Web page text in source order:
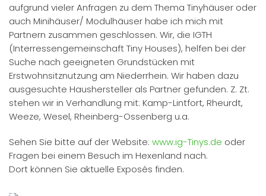
aufgrund vieler Anfragen zu dem Thema Tinyhäuser oder
auch Minihäuser/ Modulhäuser habe ich mich mit
Partnern zusammen geschlossen. Wir, die IGTH
(Interressengemeinschaft Tiny Houses), helfen bei der
Suche nach geeigneten Grundstücken mit
Erstwohnsitznutzung am Niederrhein. Wir haben dazu
ausgesuchte Haushersteller als Partner gefunden. Z. Zt.
stehen wir in Verhandlung mit: Kamp-Lintfort, Rheurdt,
Weeze, Wesel, Rheinberg-Ossenberg u.a.
Sehen Sie bitte auf der Website: www.ig-Tinys.de oder
Fragen bei einem Besuch im Hexenland nach.
Dort können Sie aktuelle Exposés finden.